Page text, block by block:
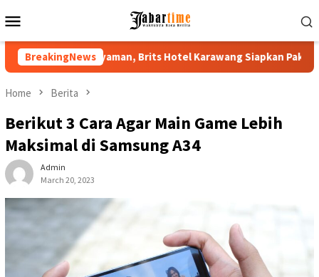
to
Menu
BreakingNews
Karawang Siapkan Paket VIP Buka PKKMB 2026,
Home Berita
Berikut 3 Cara Agar Main Game Lebih
Maksimal di Samsung A34
Admin
March 20, 2023